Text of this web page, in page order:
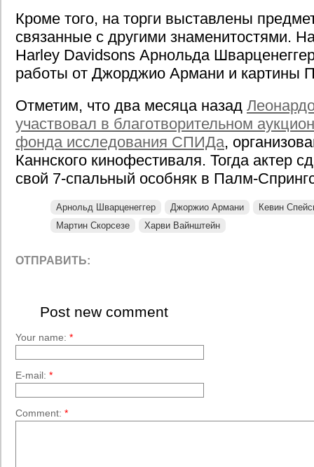
Кроме того, на торги выставлены
связанные с другими знаменитостями.
Harley Davidsons Арнольда
работы от Джорджио Армани и картины
Отметим, что два месяца назад
участвовал в благотворительном
фонда исследования СПИДа,
Каннского кинофестиваля. Тогда актер
свой 7-спальный особняк в Палм-
Арнольд Шварценеггер Джоржио Армани
Кевин
Мартин Скорсезе
Харви Вайнштейн
ОТПРАВИТЬ:
Post new comment
Your name: *
E-mail: *
Comment: *